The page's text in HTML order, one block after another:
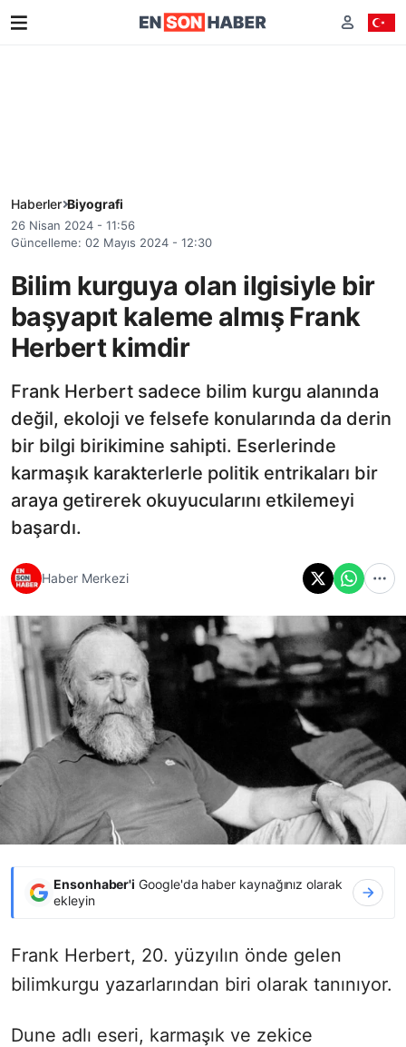
Haberler Biyografi
26 Nisan 2024 - 11:56
Güncelleme: 02 Mayıs 2024 - 12:30
Bilim kurguya olan ilgisiyle bir
başyapıt kaleme almış Frank
Herbert kimdir
Frank Herbert sadece bilim kurgu alanında
değil, ekoloji ve felsefe konularında da derin
bir bilgi birikimine sahipti. Eserlerinde
karmaşık karakterlerle politik entrikaları bir
araya getirerek okuyucularını etkilemeyi
başardı.
Haber Merkezi
Ensonhaber'i Google'da haber kaynağınız olarak
ekleyin
Frank Herbert, 20. yüzyılın önde gelen
bilimkurgu yazarlarından biri olarak tanınıyor.
Dune adlı eseri, karmaşık ve zekice